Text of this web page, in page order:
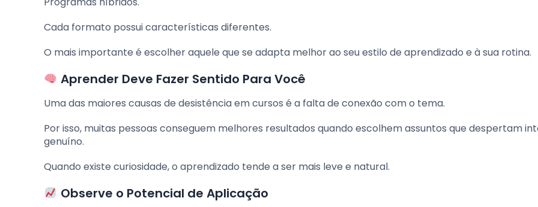
Cada formato possui características diferentes.
O mais importante é escolher aquele que se adapta melhor ao seu estilo de aprendizado e à sua rotina.
Aprender Deve Fazer Sentido Para Você
Uma das maiores causas de desistência em cursos é a falta de conexão com o tema.
Por isso, muitas pessoas conseguem melhores resultados quando escolhem assuntos que despertam
genuíno.
Quando existe curiosidade, o aprendizado tende a ser mais leve e natural.
Observe o Potencial de Aplicação